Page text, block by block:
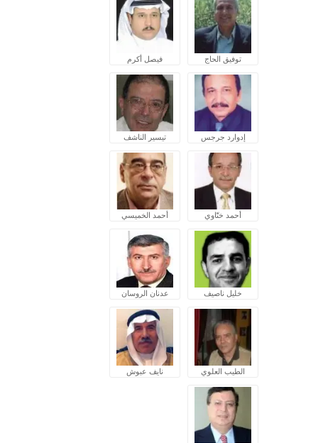
توفيق الحاج فيصل أكرم
إدوارد جرجس تيسير الناشف
أحمد ختّاوي أحمد الخميسي
خليل ناصيف عدنان الروسان
الطيب العلوي نايف عبوش